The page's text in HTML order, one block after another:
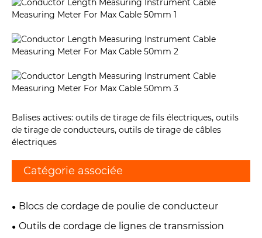
Balises actives: outils de tirage de fils électriques, outils
de tirage de conducteurs, outils de tirage de câbles
électriques
Catégorie associée
Blocs de cordage de poulie de conducteur
Outils de cordage de lignes de transmission